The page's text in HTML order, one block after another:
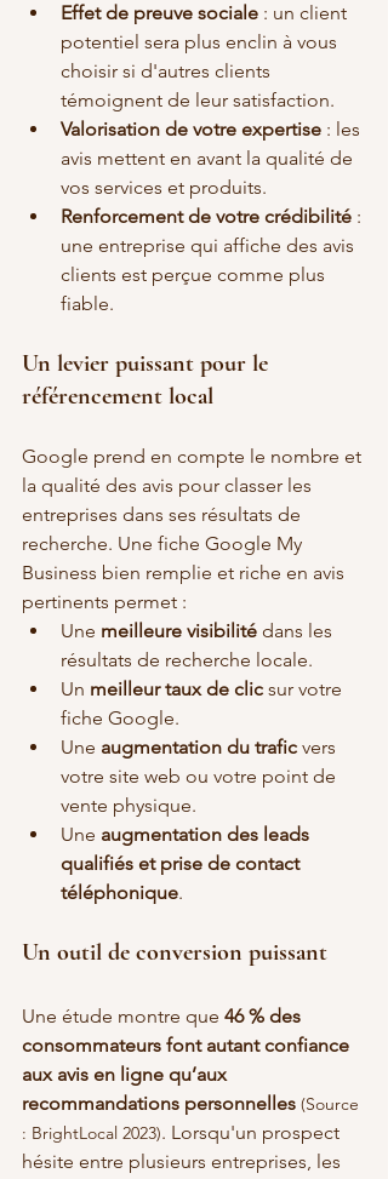
Effet de preuve sociale : un client
potentiel sera plus enclin à vous
choisir si d'autres clients
témoignent de leur satisfaction.
Valorisation de votre expertise : les
avis mettent en avant la qualité de
vos services et produits.
Renforcement de votre crédibilité :
une entreprise qui affiche des avis
clients est perçue comme plus
fiable.
Un levier puissant pour le
référencement local
Google prend en compte le nombre et
la qualité des avis pour classer les
entreprises dans ses résultats de
recherche. Une fiche Google My
Business bien remplie et riche en avis
pertinents permet :
Une meilleure visibilité dans les
résultats de recherche locale.
Un meilleur taux de clic sur votre
fiche Google.
Une augmentation du trafic vers
votre site web ou votre point de
vente physique.
Une augmentation des leads
qualifiés et prise de contact
téléphonique.
Un outil de conversion puissant
Une étude montre que 46 % des
consommateurs font autant confiance
aux avis en ligne qu’aux
recommandations personnelles (Source
: BrightLocal 2023). Lorsqu'un prospect
hésite entre plusieurs entreprises, les